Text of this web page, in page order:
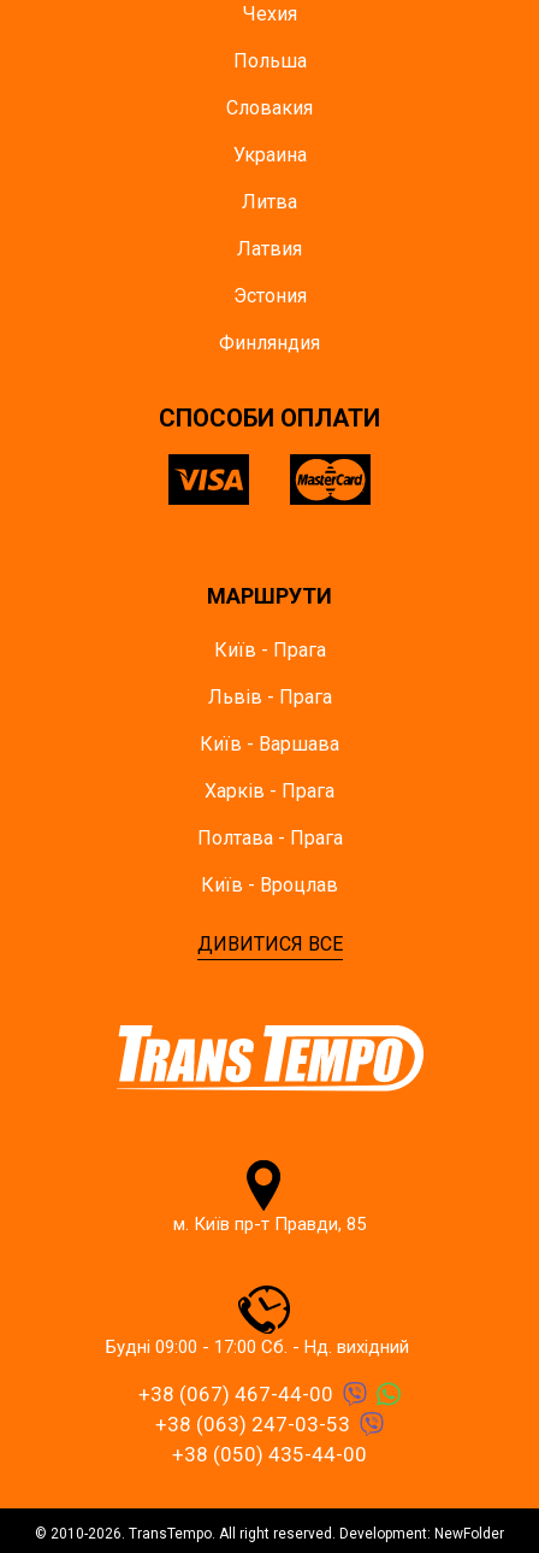
Чехия
Польша
Словакия
Украина
Литва
Латвия
Эстония
Финляндия
СПОСОБИ ОПЛАТИ
МАРШРУТИ
Київ - Прага
Львів - Прага
Київ - Варшава
Харків - Прага
Полтава - Прага
Київ - Вроцлав
ДИВИТИСЯ ВСЕ
м. Київ пр-т Правди, 85
Будні 09:00 - 17:00 Сб. - Нд. вихідний
+38 (067) 467-44-00
+38 (063) 247-03-53
+38 (050) 435-44-00
© 2010-2026. TransTempo. All right reserved. Development: NewFolder